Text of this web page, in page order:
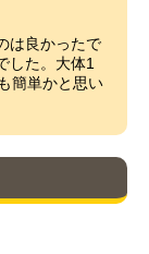
は良かったで
した。大体1
簡単かと思い